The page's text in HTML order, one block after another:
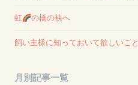
虹 の橋の袂へ
飼い主様に知っておいて欲しいこと
月別記事一覧